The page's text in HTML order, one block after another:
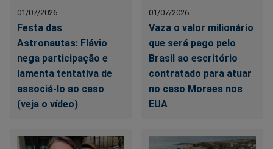
01/07/2026
Festa das
Astronautas: Flávio
nega participação e
lamenta tentativa de
associá-lo ao caso
(veja o vídeo)
01/07/2026
Vaza o valor milionário
que será pago pelo
Brasil ao escritório
contratado para atuar
no caso Moraes nos
EUA